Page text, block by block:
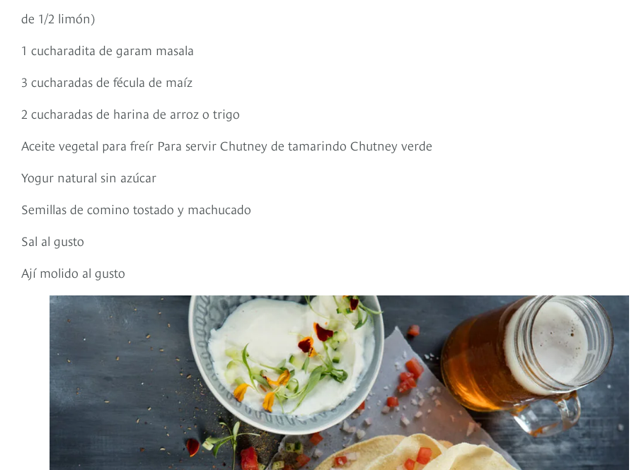
de 1/2 limón)
1 cucharadita de garam masala
3 cucharadas de fécula de maíz
2 cucharadas de harina de arroz o trigo
Aceite vegetal para freír Para servir Chutney de tamarindo Chutney verde
Yogur natural sin azúcar
Semillas de comino tostado y machucado
Sal al gusto
Ají molido al gusto